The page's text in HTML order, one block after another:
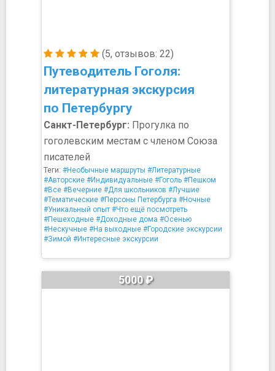
(5, отзывов: 22)
Путеводитель Гоголя:
литературная экскурсия
по Петербургу
Санкт-Петербург: Прогулка по
гоголевским местам с членом Союза
писателей
Теги: #Необычные маршруты #Литературные
#Авторские #Индивидуальные #Гоголь #Пешком
#Все #Вечерние #Для школьников #Лучшие
#Тематические #Персоны Петербурга #Ночные
#Уникальный опыт #Что ещё посмотреть
#Пешеходные #Доходные дома #Осенью
#Нескучные #На выходные #Городские экскурсии
#Зимой #Интересные экскурсии
5000 ₽